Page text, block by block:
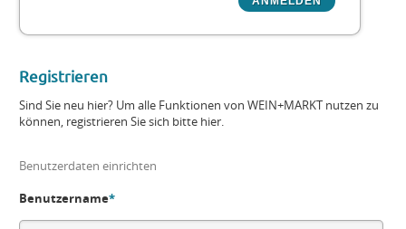
Registrieren
Sind Sie neu hier? Um alle Funktionen von WEIN+MARKT nutzen zu
können, registrieren Sie sich bitte hier.
Benutzerdaten einrichten
Benutzername*